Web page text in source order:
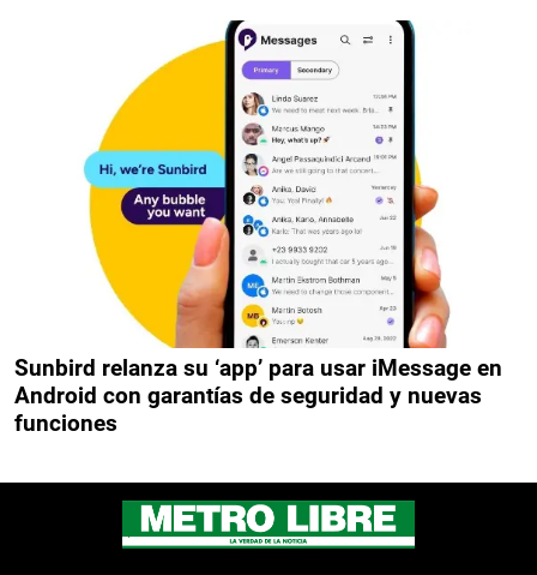
Sunbird relanza su ‘app’ para usar iMessage en
Android con garantías de seguridad y nuevas
funciones